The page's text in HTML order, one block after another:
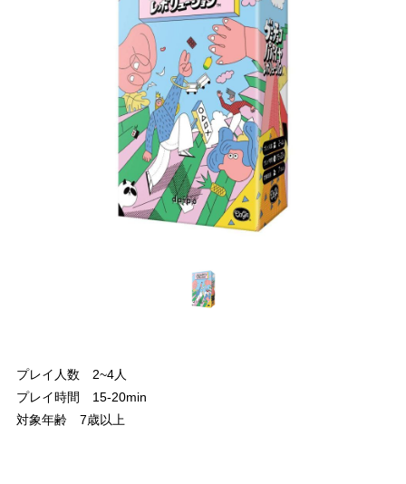
プレイ人数 2~4人
プレイ時間 15-20min
対象年齢 7歳以上